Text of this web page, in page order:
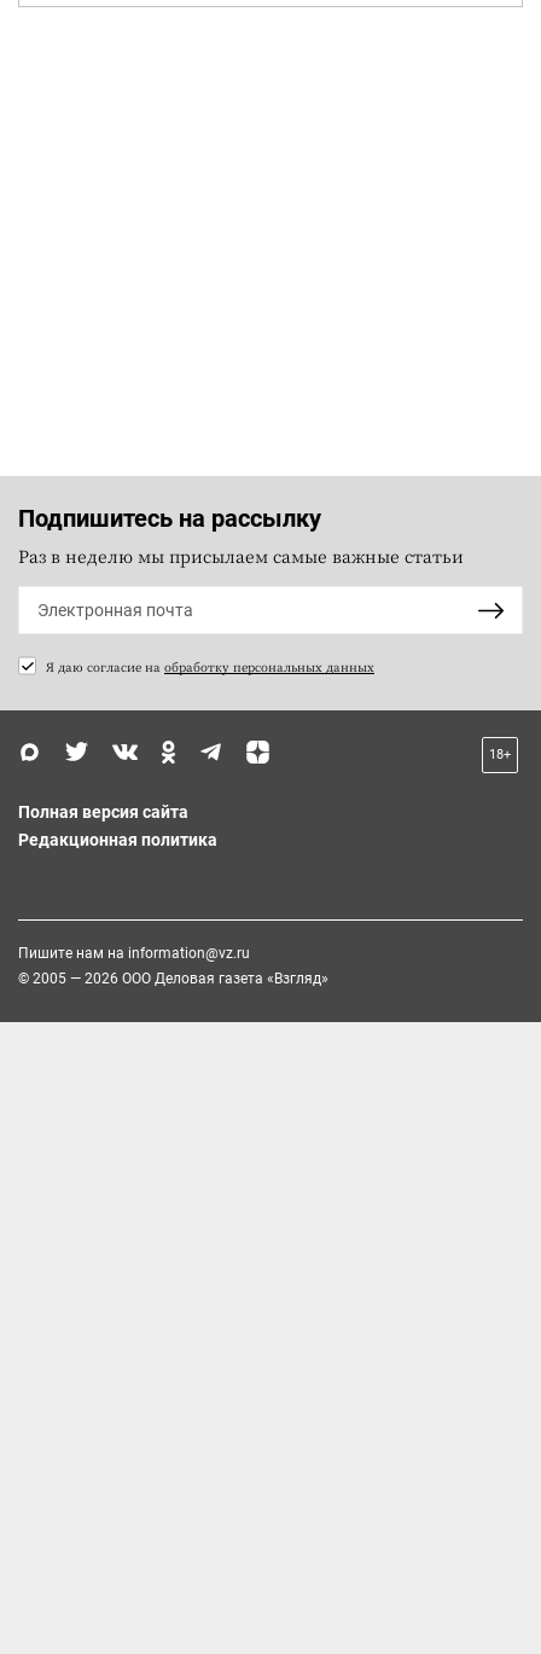
Подпишитесь на рассылку
Раз в неделю мы присылаем самые важные статьи
Я даю согласие на обработку персональных данных
18+
Полная версия сайта
Редакционная политика
Пишите нам на information@vz.ru
© 2005 — 2026 ООО Деловая газета «Взгляд»